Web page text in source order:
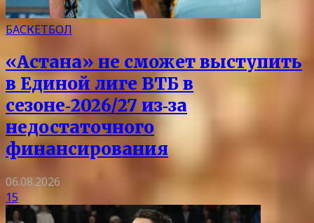
БАСКЕТБОЛ
«Астана» не сможет выступить
в Единой лиге ВТБ в
сезоне‑2026/27 из‑за
недостаточного
финансирования
06.08.2026
15